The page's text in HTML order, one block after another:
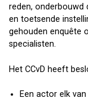
reden, onderbouwd
en toetsende
gehouden enquête
specialisten.
Het CCvD heeft
Een actor elk